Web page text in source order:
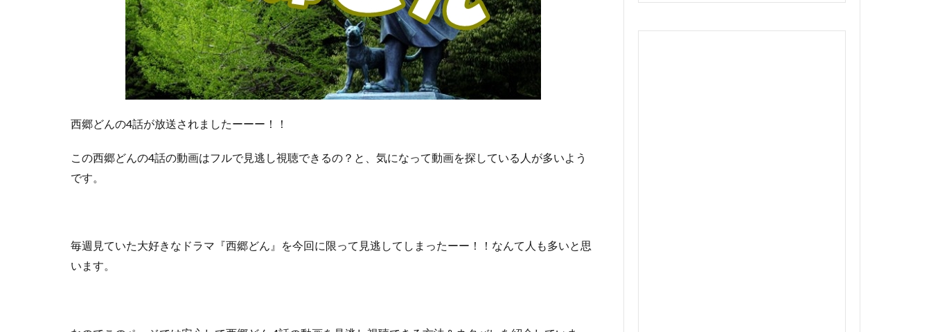
西郷どんの4話が放送されましたーーー！！
この西郷どんの4話の動画はフルで見逃し視聴できるの？ と、気になって動画を探している人が多いよう
です。
毎週見ていた大好きなドラマ『西郷どん』を今回に限って見逃してしまったーー！！なんて人も多いと思
います。